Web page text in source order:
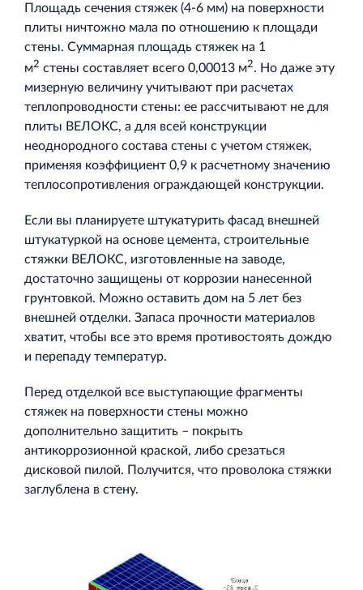
Площадь сечения стяжек (4-6 мм) на поверхности
плиты ничтожно мала по отношению к площади
стены. Суммарная площадь стяжек на 1
м2 стены составляет всего 0,00013 м2. Но даже эту
мизерную величину учитывают при расчетах
теплопроводности стены: ее рассчитывают не для
плиты ВЕЛОКС, а для всей конструкции
неоднородного состава стены с учетом стяжек,
применяя коэффициент 0,9 к расчетному значению
теплосопротивления ограждающей конструкции.
Если вы планируете штукатурить фасад внешней
штукатуркой на основе цемента, строительные
стяжки ВЕЛОКС, изготовленные на заводе,
достаточно защищены от коррозии нанесенной
грунтовкой. Можно оставить дом на 5 лет без
внешней отделки. Запаса прочности материалов
хватит, чтобы все это время противостоять дождю
и перепаду температур.
Перед отделкой все выступающие фрагменты
стяжек на поверхности стены можно
дополнительно защитить – покрыть
антикоррозионной краской, либо срезаться
дисковой пилой. Получится, что проволока стяжки
заглублена в стену.